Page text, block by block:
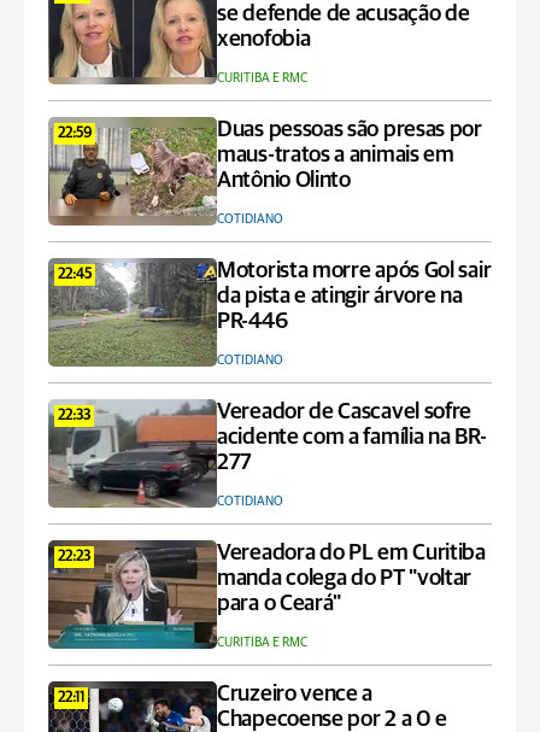
se defende de acusação de
xenofobia
CURITIBA E RMC
22:59
Duas pessoas são presas por
maus-tratos a animais em
Antônio Olinto
COTIDIANO
22:45
Motorista morre após Gol sair
da pista e atingir árvore na
PR-446
COTIDIANO
22:33
Vereador de Cascavel sofre
acidente com a família na BR-
277
COTIDIANO
22:23
Vereadora do PL em Curitiba
manda colega do PT "voltar
para o Ceará"
CURITIBA E RMC
22:11
Cruzeiro vence a
Chapecoense por 2 a 0 e